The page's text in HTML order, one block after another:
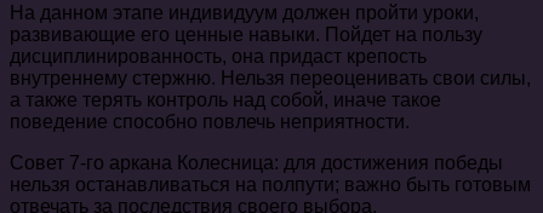
На данном этапе индивидуум должен пройти уроки,
развивающие его ценные навыки. Пойдет на пользу
дисциплинированность, она придаст крепость
внутреннему стержню. Нельзя переоценивать свои силы,
а также терять контроль над собой, иначе такое
поведение способно повлечь неприятности.
Совет 7-го аркана Колесница: для достижения победы
нельзя останавливаться на полпути; важно быть готовым
отвечать за последствия своего выбора.